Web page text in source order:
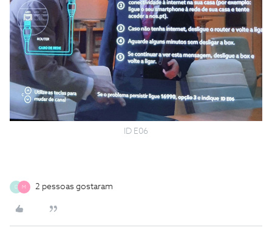
ID E06
D M 2 pessoas gostaram